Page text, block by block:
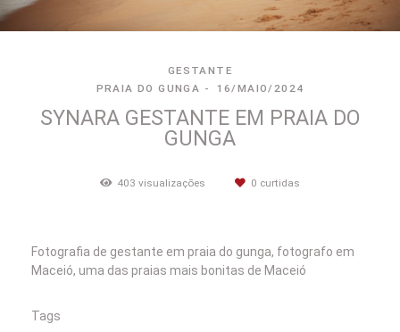
GESTANTE
PRAIA DO GUNGA
16/MAIO/2024
SYNARA GESTANTE EM PRAIA DO
GUNGA
403 visualizações 0 curtidas
Fotografia de gestante em praia do gunga, fotografo em
Maceió, uma das praias mais bonitas de Maceió
Tags